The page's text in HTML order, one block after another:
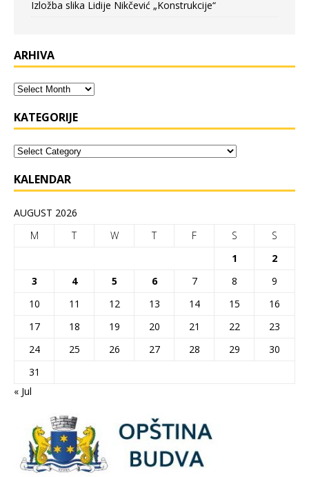
Izložba slika Lidije Nikčević „Konstrukcije“
ARHIVA
KATEGORIJE
KALENDAR
AUGUST 2026
M
T W T F S
S
1
2
3
4 5 6 7 8
9
10
11 12 13 14 15
16
17
18 19 20 21 22
23
24
25 26 27 28 29
30
31
« Jul